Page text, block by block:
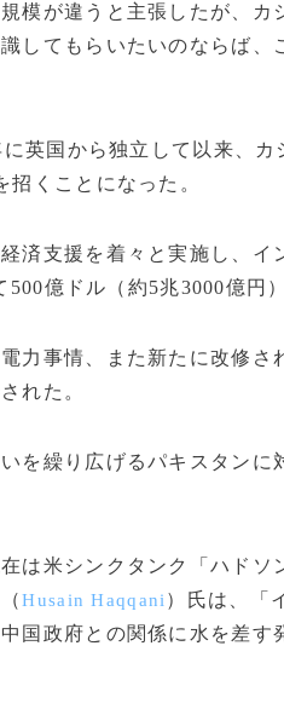
模が違うと主張したが、
してもらいたいのならば、
英国から独立して以来、カ
くことになった。
済支援を着々と実施し、イ
500億ドル（約5兆3000億円
力事情、また新たに改修さ
れた。
を繰り広げるパキスタンに
は米シンクタンク「ハドソ
Husain Haqqani ）氏は、「
国政府との関係に水を差